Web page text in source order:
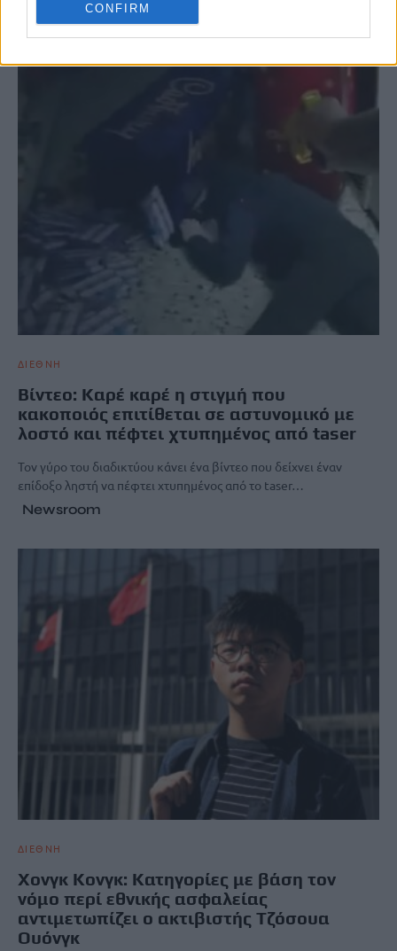
CONFIRM
ΣΧΕΤΙΚΆ ΆΡΘΡΑ
ΔΙΕΘΝΗ
Βίντεο: Καρέ καρέ η στιγμή που
κακοποιός επιτίθεται σε αστυνομικό με
λοστό και πέφτει χτυπημένος από taser
Τον γύρο του διαδικτύου κάνει ένα βίντεο που δείχνει έναν
επίδοξο ληστή να πέφτει χτυπημένος από το taser…
Newsroom
ΔΙΕΘΝΗ
Χονγκ Κονγκ: Κατηγορίες με βάση τον
νόμο περί εθνικής ασφαλείας
αντιμετωπίζει ο ακτιβιστής Τζόσουα
Ουόνγκ